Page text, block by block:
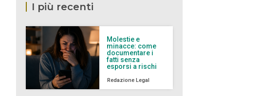
I più recenti
Molestie e
minacce: come
documentare i
fatti senza
esporsi a rischi
Redazione Legal